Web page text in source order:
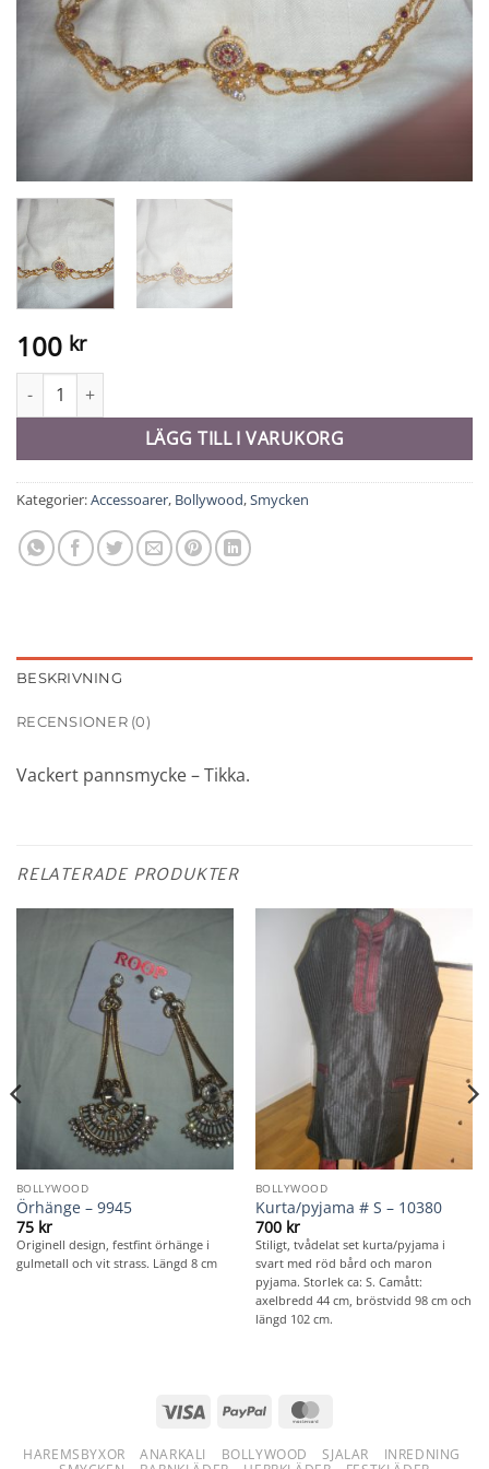
100 kr
Tikka / pannsmycke - 10980 mängd
LÄGG TILL I VARUKORG
Kategorier:Accessoarer, Bollywood,Smycken
BESKRIVNING
RECENSIONER (0)
Vackert pannsmycke – Tikka.
RELATERADE PRODUKTER
BOLLYWOOD
Örhänge – 9945
75 kr
Originell design, festfint örhänge i
gulmetall och vit strass. Längd 8 cm
BOLLYWOOD
Kurta/pyjama # S – 10380
700 kr
Stiligt, tvådelat set kurta/pyjama i
svart med röd bård och maron
pyjama. Storlek ca: S. Camått:
axelbredd 44 cm, bröstvidd 98 cm och
längd 102 cm.
Visa PayPal
HAREMSBYXOR ANARKALI BOLLYWOOD SJALAR
INREDNING